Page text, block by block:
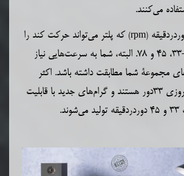
می‌کنند.
(rpm)
که پلتر می‌تواند حرکت کند را
نشان می‌دهد؛ 1/3-33، 45 و 78. البته، شما به سرعت‌هایی نیاز
مجموعۀ شما مطابقت داشته باشد. اکثر
صفحه‌های گرام امروزی 33دور هستند و گرام‌های جدید با قابلیت
دوردردقیقه تولید می‌شوند.